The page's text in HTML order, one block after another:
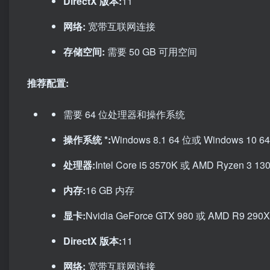
网络: 宽带互联网连接
存储空间: 需要 50 GB 可用空间
推荐配置:
需要 64 位处理器和操作系统
操作系统 *:Windows 8.1 64 位或 Windows 10
处理器:Intel Core i5 3570K 或 AMD Ryzen 3
内存:16 GB 内存
显卡:Nvidia GeForce GTX 980 或 AMD R9 290X
DirectX 版本:11
网络: 宽带互联网连接